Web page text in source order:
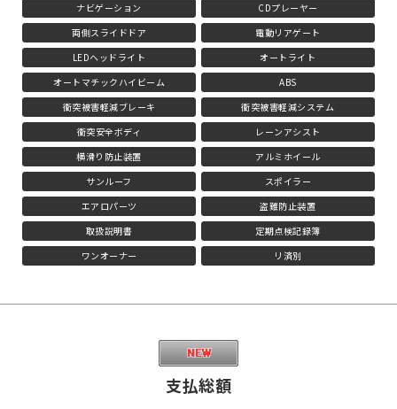
ナビゲーション
CDプレーヤー
両側スライドドア
電動リアゲート
LEDヘッドライト
オートライト
オートマチックハイビーム
ABS
衝突被害軽減ブレーキ
衝突被害軽減システム
衝突安全ボディ
レーンアシスト
横滑り防止装置
アルミホイール
サンルーフ
スポイラー
エアロパーツ
盗難防止装置
取扱説明書
定期点検記録簿
ワンオーナー
リ済別
支払総額